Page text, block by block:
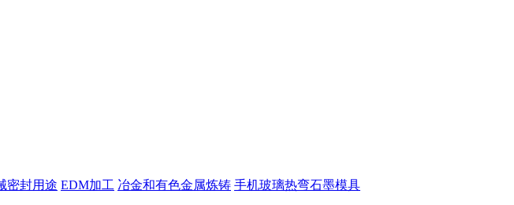
密封用途 EDM加工 冶金和有色金属炼铸 手机玻璃热弯石墨模具